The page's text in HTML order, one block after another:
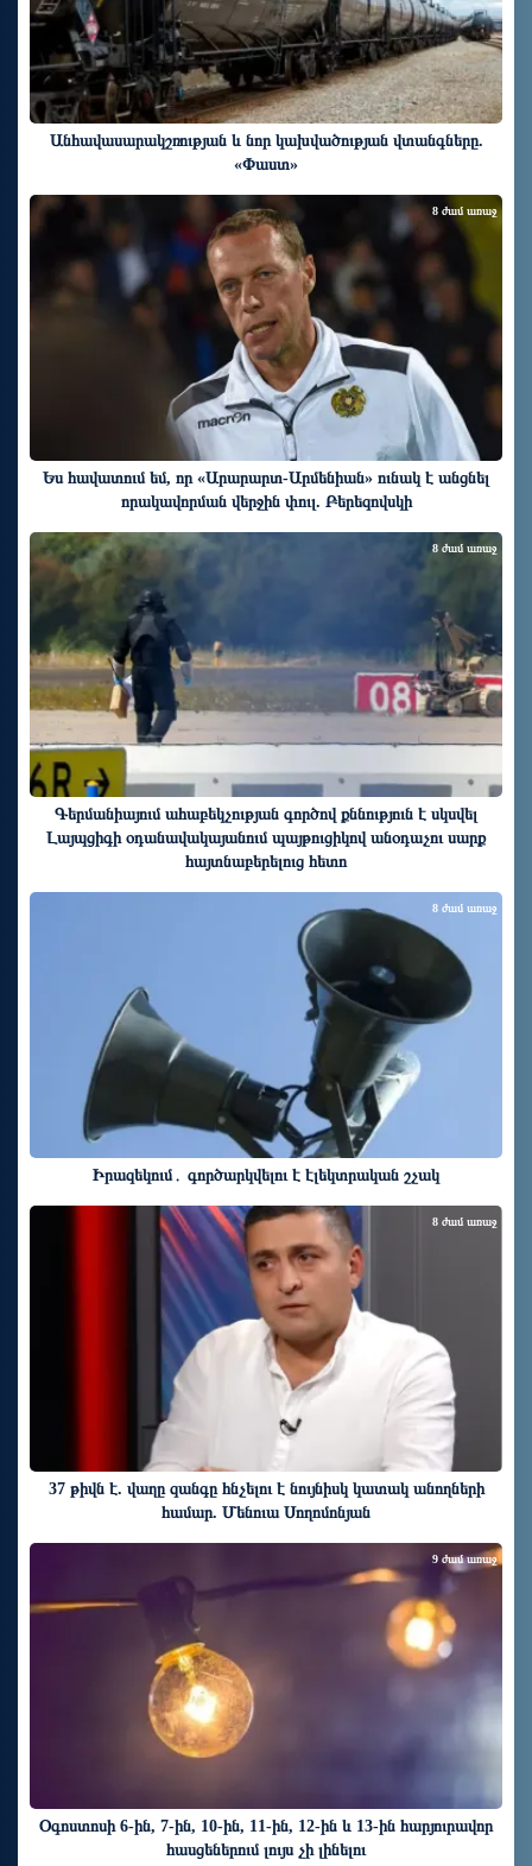
Անհավասարակշռության և նոր կախվածության վտանգները.
«Փաստ»
Ես հավատում եմ, որ «Արարարտ-Արմենիան» ունակ է անցնել
որակավորման վերջին փուլ. Բերեզովսկի
8 ժամ առաջ
Գերմանիայում ահաբեկչության գործով քննություն է սկսվել
Լայպցիգի օդանավակայանում պայթուցիկով անօդաչու սարք
հայտնաբերելուց հետո
8 ժամ առաջ
Իրազեկում․ գործարկվելու է էլեկտրական շչակ
8 ժամ առաջ
37 թիվն է. վաղը զանգը հնչելու է նույնիսկ կատակ անողների
համար. Մենուա Սողոմոնյան
8 ժամ առաջ
Օգոստոսի 6-ին, 7-ին, 10-ին, 11-ին, 12-ին և 13-ին հարյուրավոր
հասցեներում լույս չի լինելու
9 ժամ առաջ